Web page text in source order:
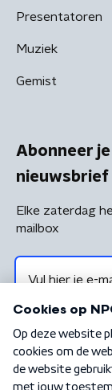
Presentatoren
Muziek
Gemist
Abonneer
nieuwsbrief
Elke zaterdag
mailbox
Algemene